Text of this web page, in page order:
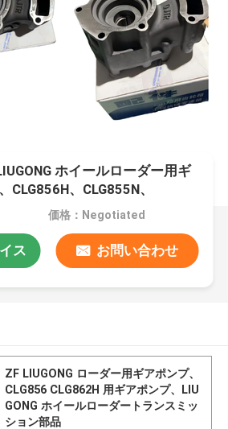
ホイールローダー用ギ
CLG856H、CLG855N、
、CLG888価格：Negotiated
ス お問い合わせ
ZF LIUGONG ローダー用ギアポンプ、
CLG856 CLG862H 用ギアポンプ、LIU
GONG ホイールローダートランスミッ
ション部品